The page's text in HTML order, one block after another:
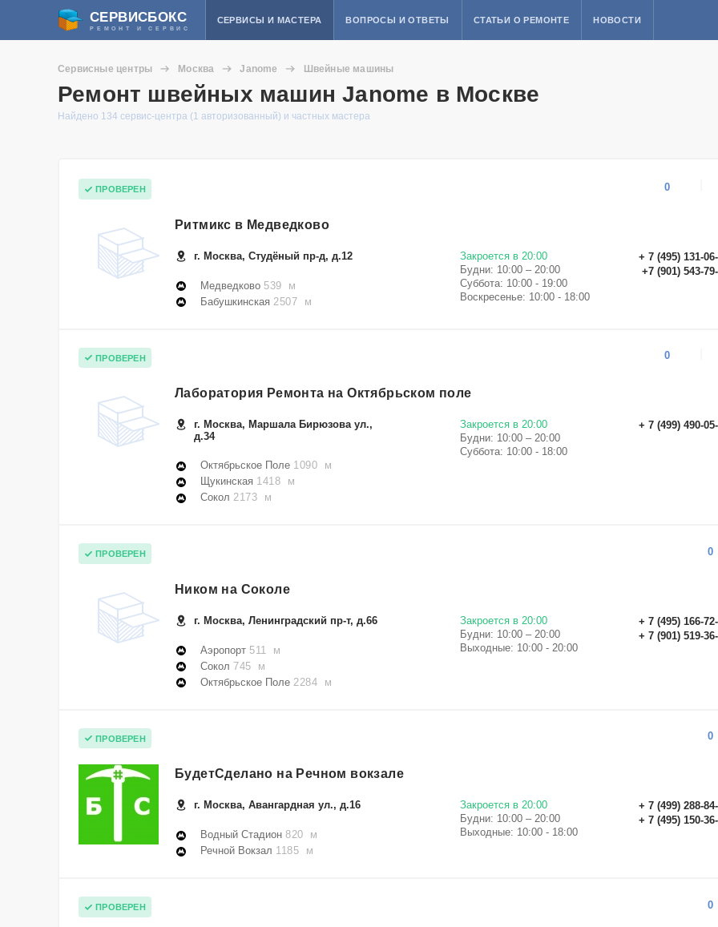
СЕРВИСБОКС
РЕМОНТ И СЕРВИС
СЕРВИСЫ И МАСТЕРА ВОПРОСЫ И ОТВЕТЫ СТАТЬИ О РЕМОНТЕ НОВОСТИ
Сервисные центры Москва Janome Швейные машины
Ремонт швейных машин Janome в Москве
Найдено 134 сервис-центра (1 авторизованный) и частных мастера
ПРОВЕРЕН
Ритмикс в Медведково
0
г. Москва, Студёный пр-д, д.12
Медведково 539 м
Бабушкинская 2507 м
+ 7 (495) 131-
+7 (901) 543-
Закроется в 20:00
Будни: 10:00 – 20:00
Суббота: 10:00 - 19:00
Воскресенье: 10:00 - 18:00
ПРОВЕРЕН
Лаборатория Ремонта на Октябрьском поле
0
г. Москва, Маршала Бирюзова ул.,
д.34
Октябрьское Поле 1090 м
Щукинская 1418 м
Сокол 2173 м
+ 7 (499) 490-
Закроется в 20:00
Будни: 10:00 – 20:00
Суббота: 10:00 - 18:00
ПРОВЕРЕН
Ником на Соколе
0
г. Москва, Ленинградский пр-т, д.66
Аэропорт 511 м
Сокол 745 м
Октябрьское Поле 2284 м
+ 7 (495) 166-
+ 7 (901) 519-
Закроется в 20:00
Будни: 10:00 – 20:00
Выходные: 10:00 - 20:00
ПРОВЕРЕН
БудетСделано на Речном вокзале
0
г. Москва, Авангардная ул., д.16
Водный Стадион 820 м
Речной Вокзал 1185 м
+ 7 (499) 288-
+ 7 (495) 150-
Закроется в 20:00
Будни: 10:00 – 20:00
Выходные: 10:00 - 18:00
ПРОВЕРЕН 0